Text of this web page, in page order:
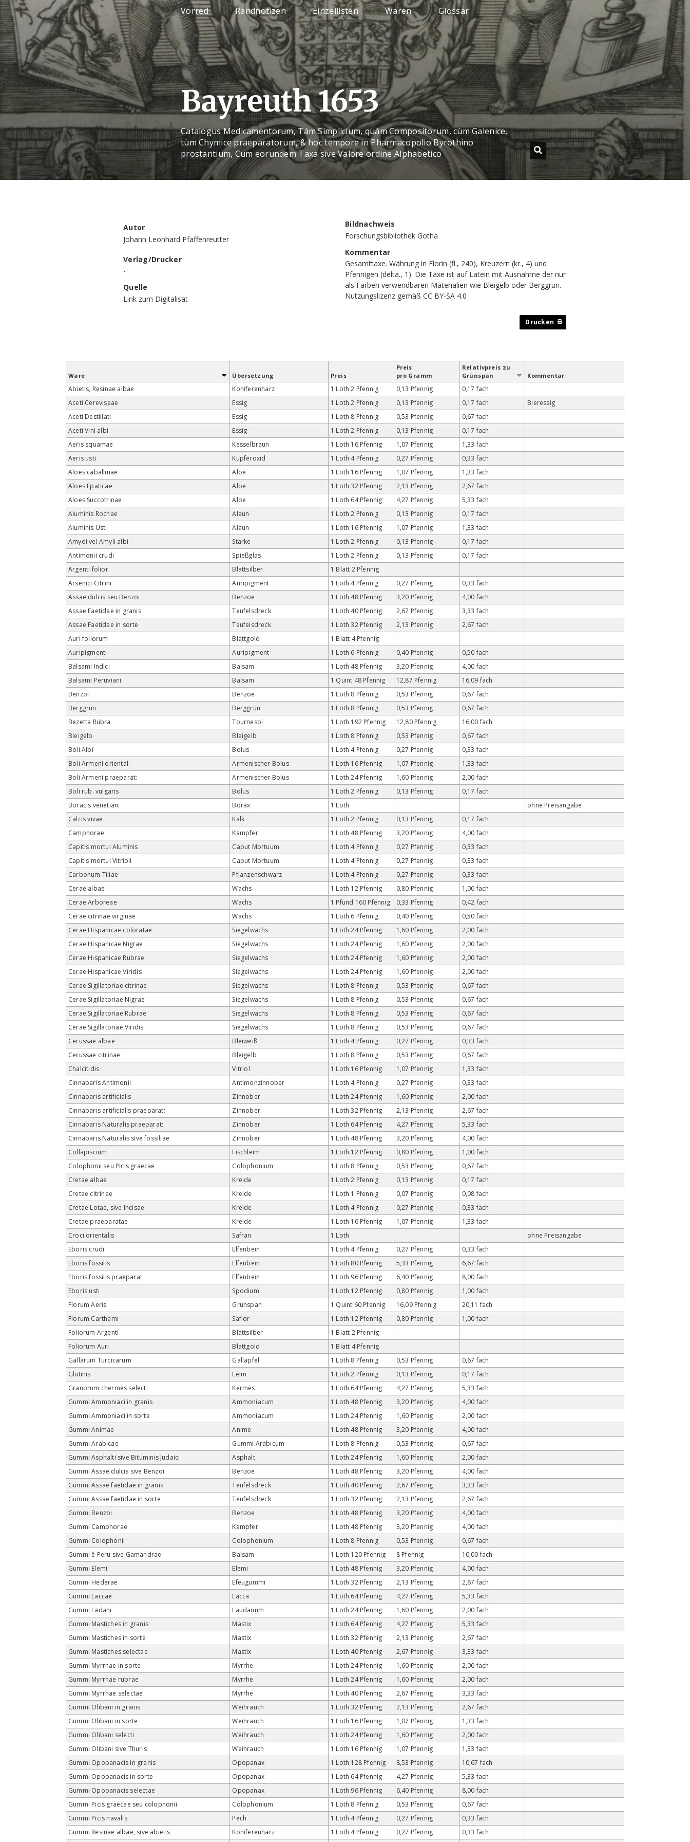
Vorred Randnotizen Einzellisten Waren Glossar
Bayreuth 1653
Catalogus Medicamentorum, Tám Simplicium, quám Compositorum, cùm Galenice,
tùm Chymice praeparatorum, & hoc tempore in Pharmacopolio Byrothino
prostantium, Cum eorundem Taxa sive Valore ordine Alphabetico
Autor
Johann Leonhard Pfaffenreutter
Verlag/Drucker
-
Quelle
Link zum Digitalisat
Bildnachweis
Forschungsbibliothek Gotha
Kommentar
Gesamttaxe. Währung in Florin (fl., 240), Kreuzern (kr., 4) und
Pfennigen (delta., 1). Die Taxe ist auf Latein mit Ausnahme der nur
als Farben verwendbaren Materialien wie Bleigelb oder Berggrün.
Nutzungslizenz gemäß CC BY-SA 4.0
Ware Übersetzung Preis
Preis
pro Gramm
Relativ­preis zu
Grün­span
Kommentar
Abietis, Resinae albae Koniferenharz 1 Loth 2 Pfennig 0,13 Pfennig
0,17 fach
Aceti Cereviseae
Essig 1 Loth 2 Pfennig 0,13 Pfennig 0,17 fach
Bieressig
Aceti Destillati
Essig 1 Loth 8 Pfennig 0,53 Pfennig
0,67 fach
Aceti Vini albi
Essig 1 Loth 2 Pfennig 0,13 Pfennig
0,17 fach
Aeris squamae
Kesselbraun 1 Loth 16 Pfennig 1,07 Pfennig
1,33 fach
Aeris usti
Kupferoxid 1 Loth 4 Pfennig 0,27 Pfennig
0,33 fach
Aloes caballinae
Aloe 1 Loth 16 Pfennig 1,07 Pfennig
1,33 fach
Aloes Epaticae
Aloe 1 Loth 32 Pfennig 2,13 Pfennig
2,67 fach
Aloes Succotrinae
Aloe 1 Loth 64 Pfennig 4,27 Pfennig
5,33 fach
Aluminis Rochae
Alaun 1 Loth 2 Pfennig 0,13 Pfennig
0,17 fach
Aluminis Usti
Alaun 1 Loth 16 Pfennig 1,07 Pfennig
1,33 fach
Amydi vel Amyli albi
Stärke 1 Loth 2 Pfennig 0,13 Pfennig
0,17 fach
Antimonii crudi
Spießglas 1 Loth 2 Pfennig 0,13 Pfennig
0,17 fach
Argenti folior.
Blattsilber
1 Blatt 2 Pfennig
Arsenici Citrini
Auripigment 1 Loth 4 Pfennig 0,27 Pfennig
0,33 fach
Assae dulcis seu Benzoi
Benzoe 1 Loth 48 Pfennig 3,20 Pfennig
4,00 fach
Assae Faetidae in granis
Teufelsdreck 1 Loth 40 Pfennig 2,67 Pfennig
3,33 fach
Assae Faetidae in sorte
Teufelsdreck 1 Loth 32 Pfennig 2,13 Pfennig
2,67 fach
Auri foliorum
Blattgold
1 Blatt 4 Pfennig
Auripigmenti
Auripigment 1 Loth 6 Pfennig 0,40 Pfennig
0,50 fach
Balsami Indici
Balsam 1 Loth 48 Pfennig 3,20 Pfennig
4,00 fach
Balsami Peruviani
Balsam 1 Quint 48 Pfennig 12,87 Pfennig
16,09 fach
Benzoi
Benzoe 1 Loth 8 Pfennig 0,53 Pfennig
0,67 fach
Berggrün
Berggrün 1 Loth 8 Pfennig 0,53 Pfennig
0,67 fach
Bezetta Rubra
Tournesol 1 Loth 192 Pfennig 12,80 Pfennig
16,00 fach
Bleigelb
Bleigelb 1 Loth 8 Pfennig 0,53 Pfennig
0,67 fach
Boli Albi
Bolus 1 Loth 4 Pfennig 0,27 Pfennig
0,33 fach
Boli Armeni oriental:
Armenischer Bolus 1 Loth 16 Pfennig 1,07 Pfennig
1,33 fach
Boli Armeni praeparat:
Armenischer Bolus 1 Loth 24 Pfennig 1,60 Pfennig
2,00 fach
Boli rub. vulgaris
Bolus 1 Loth 2 Pfennig 0,13 Pfennig
0,17 fach
Boracis venetian:
Borax 1 Loth
ohne Preisangabe
Calcis vivae
Kalk 1 Loth 2 Pfennig 0,13 Pfennig
0,17 fach
Camphorae
Kampfer 1 Loth 48 Pfennig 3,20 Pfennig
4,00 fach
Capitis mortui Aluminis
Caput Mortuum 1 Loth 4 Pfennig 0,27 Pfennig
0,33 fach
Capitis mortui Vitrioli
Caput Mortuum 1 Loth 4 Pfennig 0,27 Pfennig
0,33 fach
Carbonum Tiliae
Pflanzenschwarz 1 Loth 4 Pfennig 0,27 Pfennig
0,33 fach
Cerae albae
Wachs 1 Loth 12 Pfennig 0,80 Pfennig
1,00 fach
Cerae Arboreae
Wachs 1 Pfund 160 Pfennig 0,33 Pfennig
0,42 fach
Cerae citrinae virginae
Wachs 1 Loth 6 Pfennig 0,40 Pfennig
0,50 fach
Cerae Hispanicae coloratae
Siegelwachs 1 Loth 24 Pfennig 1,60 Pfennig
2,00 fach
Cerae Hispanicae Nigrae
Siegelwachs 1 Loth 24 Pfennig 1,60 Pfennig
2,00 fach
Cerae Hispanicae Rubrae
Siegelwachs 1 Loth 24 Pfennig 1,60 Pfennig
2,00 fach
Cerae Hispanicae Viridis
Siegelwachs 1 Loth 24 Pfennig 1,60 Pfennig
2,00 fach
Cerae Sigillatoriae citrinae
Siegelwachs 1 Loth 8 Pfennig 0,53 Pfennig
0,67 fach
Cerae Sigillatoriae Nigrae
Siegelwachs 1 Loth 8 Pfennig 0,53 Pfennig
0,67 fach
Cerae Sigillatoriae Rubrae
Siegelwachs 1 Loth 8 Pfennig 0,53 Pfennig
0,67 fach
Cerae Sigillatoriae Viridis
Siegelwachs 1 Loth 8 Pfennig 0,53 Pfennig
0,67 fach
Cerussae albae
Bleiweiß 1 Loth 4 Pfennig 0,27 Pfennig
0,33 fach
Cerussae citrinae
Bleigelb 1 Loth 8 Pfennig 0,53 Pfennig
0,67 fach
Chalcitidis
Vitriol 1 Loth 16 Pfennig 1,07 Pfennig
1,33 fach
Cinnabaris Antimonii
Antimonzinnober 1 Loth 4 Pfennig 0,27 Pfennig
0,33 fach
Cinnabaris artificialis
Zinnober 1 Loth 24 Pfennig 1,60 Pfennig
2,00 fach
Cinnabaris artificialis praeparat:
Zinnober 1 Loth 32 Pfennig 2,13 Pfennig
2,67 fach
Cinnabaris Naturalis praeparat:
Zinnober 1 Loth 64 Pfennig 4,27 Pfennig
5,33 fach
Cinnabaris Naturalis sive fossiliae
Zinnober 1 Loth 48 Pfennig 3,20 Pfennig
4,00 fach
Collapiscium
Fischleim 1 Loth 12 Pfennig 0,80 Pfennig
1,00 fach
Colophonii seu Picis graecae
Colophonium 1 Loth 8 Pfennig 0,53 Pfennig
0,67 fach
Cretae albae
Kreide 1 Loth 2 Pfennig 0,13 Pfennig
0,17 fach
Cretae citrinae
Kreide 1 Loth 1 Pfennig 0,07 Pfennig
0,08 fach
Cretae Lotae, sive Incisae
Kreide 1 Loth 4 Pfennig 0,27 Pfennig
0,33 fach
Cretae praeparatae
Kreide 1 Loth 16 Pfennig 1,07 Pfennig
1,33 fach
Croci orientalis
Safran 1 Loth
ohne Preisangabe
Eboris crudi
Elfenbein 1 Loth 4 Pfennig 0,27 Pfennig
0,33 fach
Eboris fossilis
Elfenbein 1 Loth 80 Pfennig 5,33 Pfennig
6,67 fach
Eboris fossilis praeparat:
Elfenbein 1 Loth 96 Pfennig 6,40 Pfennig
8,00 fach
Eboris usti
Spodium 1 Loth 12 Pfennig 0,80 Pfennig
1,00 fach
Florum Aeris
Grünspan 1 Quint 60 Pfennig 16,09 Pfennig
20,11 fach
Florum Carthami
Saflor 1 Loth 12 Pfennig 0,80 Pfennig
1,00 fach
Foliorum Argenti
Blattsilber
1 Blatt 2 Pfennig
Foliorum Auri
Blattgold
1 Blatt 4 Pfennig
Gallarum Turcicarum
Galläpfel 1 Loth 8 Pfennig 0,53 Pfennig
0,67 fach
Glutinis
Leim 1 Loth 2 Pfennig 0,13 Pfennig
0,17 fach
Granorum chermes select:
Kermes 1 Loth 64 Pfennig 4,27 Pfennig
5,33 fach
Gummi Ammoniaci in granis
Ammoniacum 1 Loth 48 Pfennig 3,20 Pfennig
4,00 fach
Gummi Ammoniaci in sorte
Ammoniacum 1 Loth 24 Pfennig 1,60 Pfennig
2,00 fach
Gummi Animae
Anime 1 Loth 48 Pfennig 3,20 Pfennig
4,00 fach
Gummi Arabicae
Gummi Arabicum 1 Loth 8 Pfennig 0,53 Pfennig
0,67 fach
Gummi Asphalti sive Bituminis Judaici
Asphalt 1 Loth 24 Pfennig 1,60 Pfennig
2,00 fach
Gummi Assae dulcis sive Benzoi
Benzoe 1 Loth 48 Pfennig 3,20 Pfennig
4,00 fach
Gummi Assae faetidae in granis
Teufelsdreck 1 Loth 40 Pfennig 2,67 Pfennig
3,33 fach
Gummi Assae faetidae in sorte
Teufelsdreck 1 Loth 32 Pfennig 2,13 Pfennig
2,67 fach
Gummi Benzoi
Benzoe 1 Loth 48 Pfennig 3,20 Pfennig
4,00 fach
Gummi Camphorae
Kampfer 1 Loth 48 Pfennig 3,20 Pfennig
4,00 fach
Gummi Colophonii
Colophonium 1 Loth 8 Pfennig 0,53 Pfennig
0,67 fach
Gummi ê Peru sive Gamandrae
Balsam 1 Loth 120 Pfennig 8 Pfennig
10,00 fach
Gummi Elemi
Elemi 1 Loth 48 Pfennig 3,20 Pfennig
4,00 fach
Gummi Hederae
Efeugummi 1 Loth 32 Pfennig 2,13 Pfennig
2,67 fach
Gummi Laccae
Lacca 1 Loth 64 Pfennig 4,27 Pfennig
5,33 fach
Gummi Ladani
Laudanum 1 Loth 24 Pfennig 1,60 Pfennig
2,00 fach
Gummi Mastiches in granis
Mastix 1 Loth 64 Pfennig 4,27 Pfennig
5,33 fach
Gummi Mastiches in sorte
Mastix 1 Loth 32 Pfennig 2,13 Pfennig
2,67 fach
Gummi Mastiches selectae
Mastix 1 Loth 40 Pfennig 2,67 Pfennig
3,33 fach
Gummi Myrrhae in sorte
Myrrhe 1 Loth 24 Pfennig 1,60 Pfennig
2,00 fach
Gummi Myrrhae rubrae
Myrrhe 1 Loth 24 Pfennig 1,60 Pfennig
2,00 fach
Gummi Myrrhae selectae
Myrrhe 1 Loth 40 Pfennig 2,67 Pfennig
3,33 fach
Gummi Olibani in granis
Weihrauch 1 Loth 32 Pfennig 2,13 Pfennig
2,67 fach
Gummi Olibani in sorte
Weihrauch 1 Loth 16 Pfennig 1,07 Pfennig
1,33 fach
Gummi Olibani selecti
Weihrauch 1 Loth 24 Pfennig 1,60 Pfennig
2,00 fach
Gummi Olibani sive Thuris
Weihrauch 1 Loth 16 Pfennig 1,07 Pfennig
1,33 fach
Gummi Opopanacis in granis
Opopanax 1 Loth 128 Pfennig 8,53 Pfennig
10,67 fach
Gummi Opopanacis in sorte
Opopanax 1 Loth 64 Pfennig 4,27 Pfennig
5,33 fach
Gummi Opopanacis selectae
Opopanax 1 Loth 96 Pfennig 6,40 Pfennig
8,00 fach
Gummi Picis graecae seu colophonii
Colophonium 1 Loth 8 Pfennig 0,53 Pfennig
0,67 fach
Gummi Picis navalis
Pech 1 Loth 4 Pfennig 0,27 Pfennig
0,33 fach
Gummi Resinae albae, sive abietis
Koniferenharz 1 Loth 4 Pfennig 0,27 Pfennig
0,33 fach